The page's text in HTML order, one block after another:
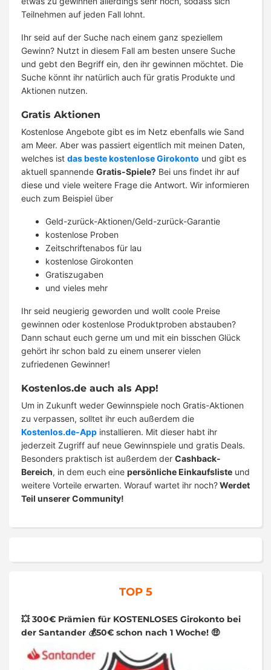
Teilnehmen auf jeden Fall lohnt.
Ihr seid auf der Suche nach einem ganz speziellem
Gewinn? Nutzt in diesem Fall am besten unsere Suche
und gebt den Begriff ein, den ihr gewinnen möchtet. Die
Suche könnt ihr natürlich auch für gratis Produkte und
Aktionen nutzen.
Gratis Aktionen
Kostenlose Angebote gibt es im Netz ebenfalls wie Sand
am Meer. Aber was passiert eigentlich mit meinen Daten,
welches ist das beste kostenlose Girokonto und gibt es
aktuell spannende Gratis-Spiele? Bei uns findet ihr auf
diese und viele weitere Frage die Antwort. Wir informieren
euch zum Beispiel über
Geld-zurück-Aktionen/Geld-zurück-Garantie
kostenlose Proben
Zeitschriftenabos für lau
kostenlose Girokonten
Gratiszugaben
und vieles mehr
Ihr seid neugierig geworden und wollt coole Preise
gewinnen oder kostenlose Produktproben abstauben?
Dann schaut euch gerne um und mit ein bisschen Glück
gehört ihr schon bald zu einem unserer vielen
zufriedenen Gewinner!
Kostenlos.de auch als App!
Um in Zukunft weder Gewinnspiele noch Gratis-Aktionen
zu verpassen, solltet ihr euch außerdem die
Kostenlos.de-App installieren. Mit dieser habt ihr
jederzeit Zugriff auf neue Gewinnspiele und gratis Deals.
Besonders praktisch ist außerdem der Cashback-
Bereich, in dem euch eine persönliche Einkaufsliste und
weitere Vorteile erwarten. Worauf wartet ihr noch?Werdet
Teil unserer Community!
TOP 5
💥 300€ Prämien für KOSTENLOSES Girokonto bei
der Santander 💰50€ schon nach 1 Woche! 🤑